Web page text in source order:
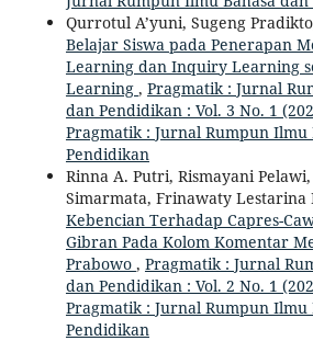
Qurrotul A’yuni, Sugeng
Belajar Siswa pada Penerapan
Learning dan Inquiry Learning
Learning , Pragmatik : Jurnal
dan Pendidikan : Vol. 3 No. 1
Pragmatik : Jurnal Rumpun Ilmu
Pendidikan
Rinna A. Putri, Rismayani
Simarmata, Frinawaty Lestarina
Kebencian Terhadap Capres-
Gibran Pada Kolom Komentar
Prabowo , Pragmatik : Jurnal
dan Pendidikan : Vol. 2 No. 1
Pragmatik : Jurnal Rumpun Ilmu
Pendidikan